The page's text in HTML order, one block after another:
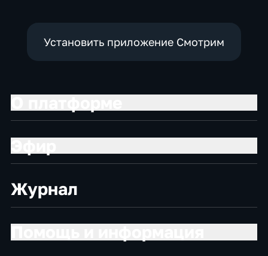
Установить приложение Смотрим
Журнал